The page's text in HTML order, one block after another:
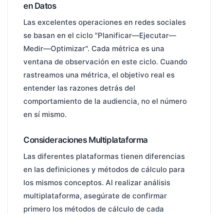
en Datos
Las excelentes operaciones en redes sociales
se basan en el ciclo "Planificar—Ejecutar—
Medir—Optimizar". Cada métrica es una
ventana de observación en este ciclo. Cuando
rastreamos una métrica, el objetivo real es
entender las razones detrás del
comportamiento de la audiencia, no el número
en sí mismo.
Consideraciones Multiplataforma
Las diferentes plataformas tienen diferencias
en las definiciones y métodos de cálculo para
los mismos conceptos. Al realizar análisis
multiplataforma, asegúrate de confirmar
primero los métodos de cálculo de cada